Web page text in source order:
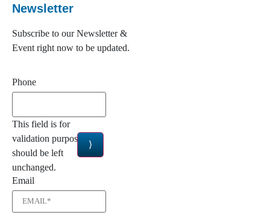
Newsletter
Subscribe to our Newsletter &
Event right now to be updated.
Phone
This field is for
validation purposes and
should be left
unchanged.
Email